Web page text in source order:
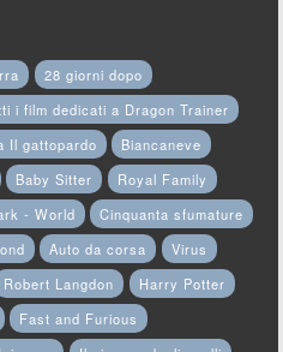
28 giorni dopo
i film dedicati a Dragon Trainer
Il gattopardo
Biancaneve
Baby Sitter
Royal Family
- World
Cinquanta sfumature
Auto da corsa
Virus
Robert Langdon
Harry Potter
Fast and Furious